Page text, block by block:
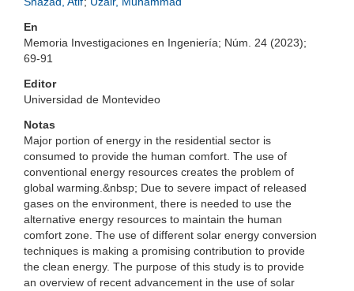
En
Memoria Investigaciones en Ingeniería; Núm. 24 (2023);
69-91
Editor
Universidad de Montevideo
Notas
Major portion of energy in the residential sector is
consumed to provide the human comfort. The use of
conventional energy resources creates the problem of
global warming.&nbsp; Due to severe impact of released
gases on the environment, there is needed to use the
alternative energy resources to maintain the human
comfort zone. The use of different solar energy conversion
techniques is making a promising contribution to provide
the clean energy. The purpose of this study is to provide
an overview of recent advancement in the use of solar